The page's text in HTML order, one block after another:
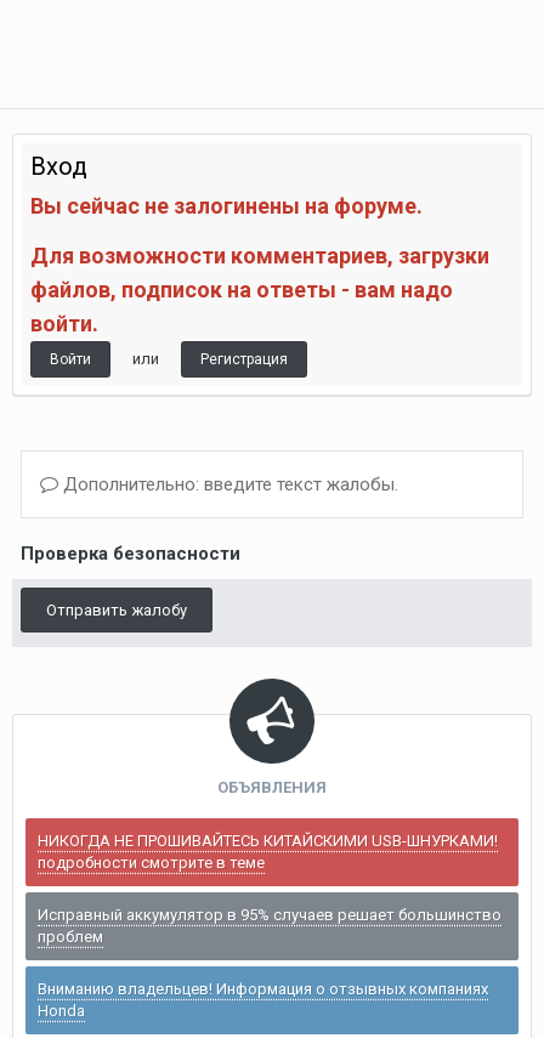
Вход
Вы сейчас не залогинены на форуме.
Для возможности комментариев, загрузки
файлов, подписок на ответы - вам надо
войти.
Войти или Регистрация
Дополнительно: введите текст жалобы.
Проверка безопасности
Отправить жалобу
ОБЪЯВЛЕНИЯ
НИКОГДА НЕ ПРОШИВАЙТЕСЬ КИТАЙСКИМИ USB-ШНУРКАМИ!
подробности смотрите в теме
Исправный аккумулятор в 95% случаев решает большинство
проблем
Вниманию владельцев! Информация о отзывных компаниях
Honda